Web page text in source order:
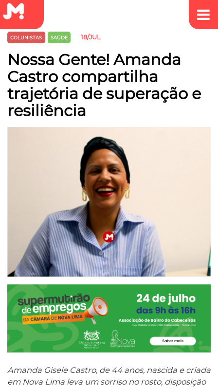
COLUNISTAS SAÚDE 18/JUL
Nossa Gente! Amanda
Castro compartilha
trajetória de superação e
resiliência
Amanda Gisele Castro, de 44 anos, nascida e criada
em Nova Lima leva um sorriso no rosto, disposição